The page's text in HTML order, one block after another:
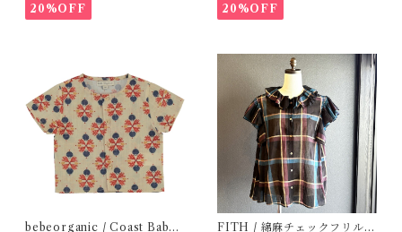
20%OFF 20%OFF
bebeorganic / Coast Baby
FITH / 綿麻チェックフリルブ